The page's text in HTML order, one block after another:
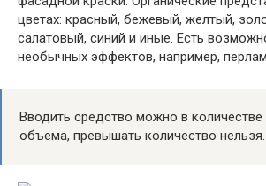
цветах: красный, бежевый, желтый,
салатовый, синий и иные. Есть
необычных эффектов, например,
Вводить средство можно в
объема, превышать количество нельзя.